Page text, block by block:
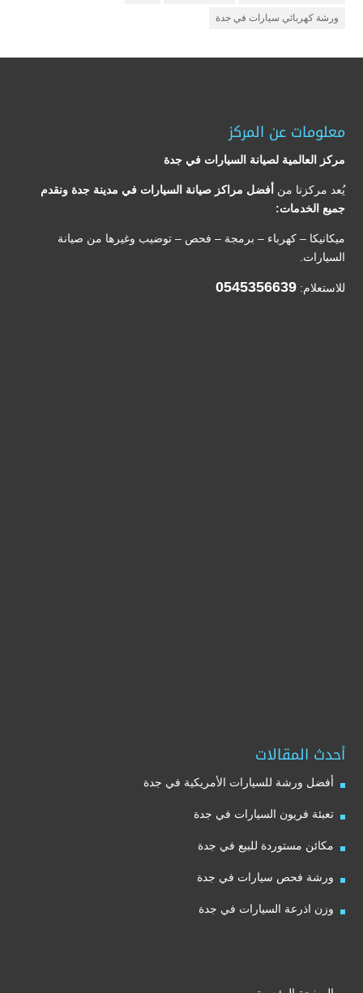
ورشة كهربائي سيارات في جدة
معلومات عن المركز
مركز العالمية لصيانة السيارات في جدة
يُعد مركزنا من أفضل مراكز صيانة السيارات في مدينة جدة ونقدم
جميع الخدمات:
ميكانيكا – كهرباء – برمجة – فحص – توضيب وغيرها من صيانة
السيارات.
للاستعلام: 0545356639
أحدث المقالات
أفضل ورشة للسيارات الأمريكية في جدة
تعبئة فريون السيارات في جدة
مكائن مستوردة للبيع في جدة
ورشة فحص سيارات في جدة
وزن اذرعة السيارات في جدة